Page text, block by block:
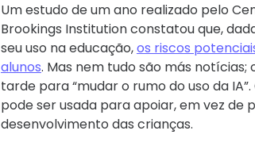
Um estudo de um ano realizado pelo
Brookings Institution constatou que,
seu uso na educação,os riscos
alunos. Mas nem tudo são más
tarde para “mudar o rumo do uso da
pode ser usada para apoiar, em vez de
desenvolvimento das crianças.